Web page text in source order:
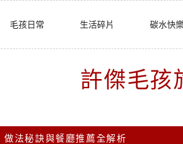
毛孩日常 生活碎片 碳水快
許傑毛孩
做法秘訣與餐廳推薦全解析